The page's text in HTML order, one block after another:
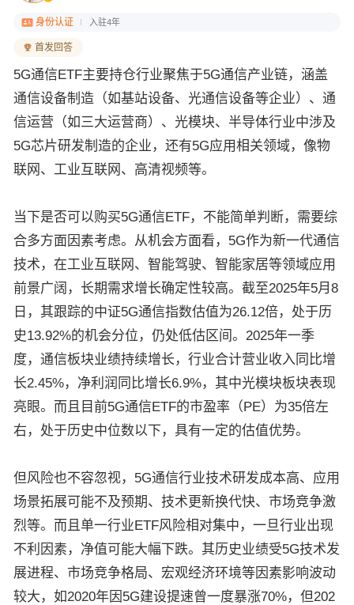
身份认证 入驻4年
首发回答
5G通信ETF主要持仓行业聚焦于5G通信产业链，涵盖
通信设备制造（如基站设备、光通信设备等企业）、通
信运营（如三大运营商）、光模块、半导体行业中涉及
5G芯片研发制造的企业，还有5G应用相关领域，像物
联网、工业互联网、高清视频等。
当下是否可以购买5G通信ETF，不能简单判断，需要综
合多方面因素考虑。从机会方面看，5G作为新一代通信
技术，在工业互联网、智能驾驶、智能家居等领域应用
前景广阔，长期需求增长确定性较高。截至2025年5月8
日，其跟踪的中证5G通信指数估值为26.12倍，处于历
史13.92%的机会分位，仍处低估区间。2025年一季
度，通信板块业绩持续增长，行业合计营业收入同比增
长2.45%，净利润同比增长6.9%，其中光模块板块表现
亮眼。而且目前5G通信ETF的市盈率（PE）为35倍左
右，处于历史中位数以下，具有一定的估值优势。
但风险也不容忽视，5G通信行业技术研发成本高、应用
场景拓展可能不及预期、技术更新换代快、市场竞争激
烈等。而且单一行业ETF风险相对集中，一旦行业出现
不利因素，净值可能大幅下跌。其历史业绩受5G技术发
展进程、市场竞争格局、宏观经济环境等因素影响波动
较大，如2020年因5G建设提速曾一度暴涨70%，但202